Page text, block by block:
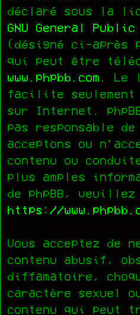
déclaré sous la
GNU General
(désigné ci-après
qui peut être
www.phpbb.com . Le
facilite seulement
sur Internet.
pas responsable de
acceptons ou
contenu ou
plus amples
de phpBB,
https://
Vous acceptez de
contenu abusif,
diffamatoire,
caractère sexuel
contenu qui peut